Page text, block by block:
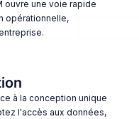
ouvre une voie rapide
opérationnelle,
à la conception unique
l'accès aux données,